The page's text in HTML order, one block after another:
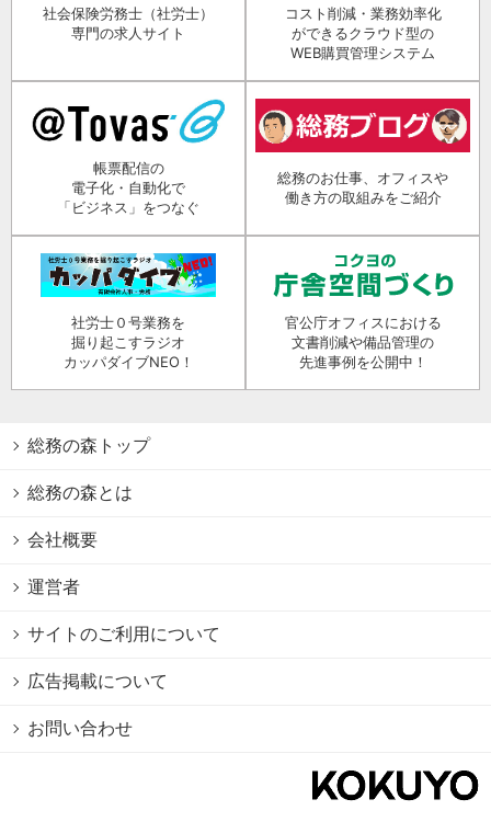
社会保険労務士（社労士）
専門の求人サイト
コスト削減・業務効率化
ができるクラウド型の
WEB購買管理システム
帳票配信の
電子化・自動化で
「ビジネス」をつなぐ
総務のお仕事、オフィスや
働き方の取組みをご紹介
社労士０号業務を
掘り起こすラジオ
カッパダイブNEO！
官公庁オフィスにおける
文書削減や備品管理の
先進事例を公開中！
総務の森トップ
総務の森とは
会社概要
運営者
サイトのご利用について
広告掲載について
お問い合わせ